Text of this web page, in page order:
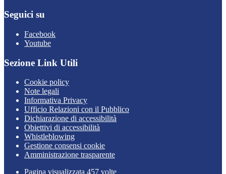
Seguici su
Facebook
Youtube
Sezione Link Utili
Cookie policy
Note legali
Informativa Privacy
Ufficio Relazioni con il Pubblico
Dichiarazione di accessibilità
Obiettivi di accessibilità
Whistleblowing
Gestione consensi cookie
Amministrazione trasparente
Pagina visualizzata 457 volte